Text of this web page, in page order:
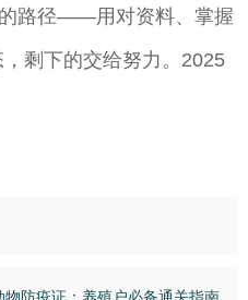
的路径——用对资料、掌握
剩下的交给努力。2025
防疫证：养殖户必备通关指南